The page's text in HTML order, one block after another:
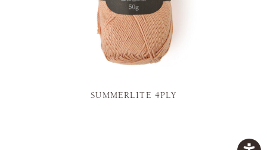
SUMMERLITE 4PLY